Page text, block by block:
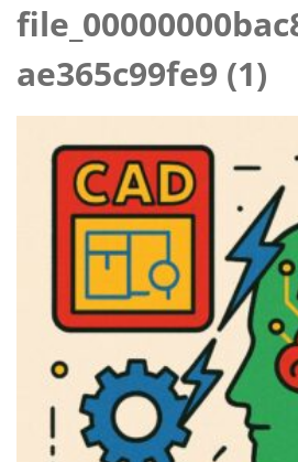
ae365c99fe9 (1)